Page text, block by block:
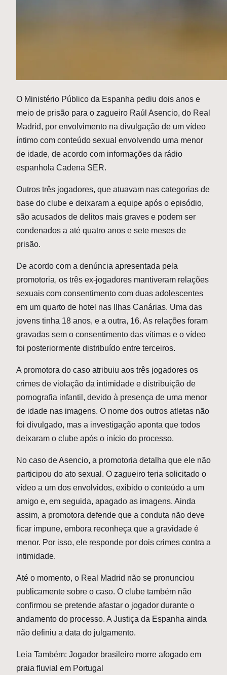
O Ministério Público da Espanha pediu dois anos e
meio de prisão para o zagueiro Raúl Asencio, do Real
Madrid, por envolvimento na divulgação de um vídeo
íntimo com conteúdo sexual envolvendo uma menor
de idade, de acordo com informações da rádio
espanhola Cadena SER.
Outros três jogadores, que atuavam nas categorias de
base do clube e deixaram a equipe após o episódio,
são acusados de delitos mais graves e podem ser
condenados a até quatro anos e sete meses de
prisão.
De acordo com a denúncia apresentada pela
promotoria, os três ex-jogadores mantiveram relações
sexuais com consentimento com duas adolescentes
em um quarto de hotel nas Ilhas Canárias. Uma das
jovens tinha 18 anos, e a outra, 16. As relações foram
gravadas sem o consentimento das vítimas e o vídeo
foi posteriormente distribuído entre terceiros.
A promotora do caso atribuiu aos três jogadores os
crimes de violação da intimidade e distribuição de
pornografia infantil, devido à presença de uma menor
de idade nas imagens. O nome dos outros atletas não
foi divulgado, mas a investigação aponta que todos
deixaram o clube após o início do processo.
No caso de Asencio, a promotoria detalha que ele não
participou do ato sexual. O zagueiro teria solicitado o
vídeo a um dos envolvidos, exibido o conteúdo a um
amigo e, em seguida, apagado as imagens. Ainda
assim, a promotora defende que a conduta não deve
ficar impune, embora reconheça que a gravidade é
menor. Por isso, ele responde por dois crimes contra a
intimidade.
Até o momento, o Real Madrid não se pronunciou
publicamente sobre o caso. O clube também não
confirmou se pretende afastar o jogador durante o
andamento do processo. A Justiça da Espanha ainda
não definiu a data do julgamento.
Leia Também: Jogador brasileiro morre afogado em
praia fluvial em Portugal